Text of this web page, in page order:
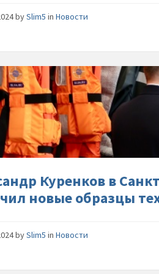
bySlim5 inНовости
Куренков в
новые образцы
bySlim5 inНовости